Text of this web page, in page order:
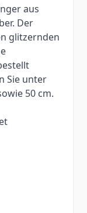
aus
Der
glitzernden
Sie unter
50 cm.